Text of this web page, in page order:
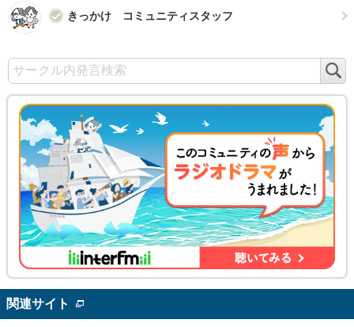
きっかけ コミュニティスタッフ
関連サイト